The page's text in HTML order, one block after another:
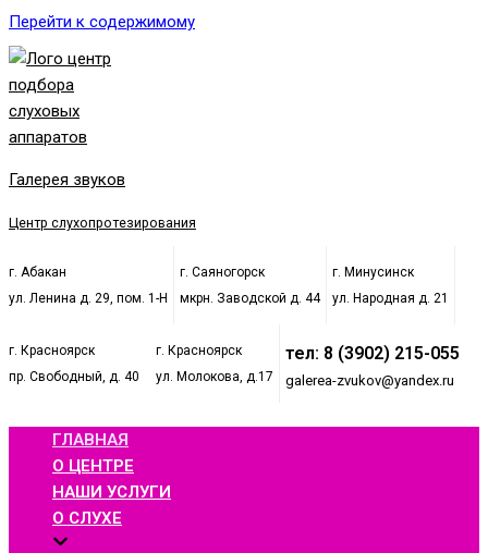
Перейти к содержимому
Галерея звуков
Центр слухопротезирования
г. Абакан
ул. Ленина д. 29, пом. 1-Н
г. Саяногорск
мкрн. Заводской д. 44
г. Минусинск
ул. Народная д. 21
г. Красноярск
пр. Свободный, д. 40
г. Красноярск
ул. Молокова, д.17
тел: 8 (3902) 215-055
galerea-zvukov@yandex.ru
ГЛАВНАЯ
О ЦЕНТРЕ
НАШИ УСЛУГИ
О СЛУХЕ